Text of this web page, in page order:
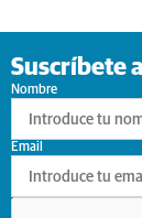
Suscríbete
Nombre
Email